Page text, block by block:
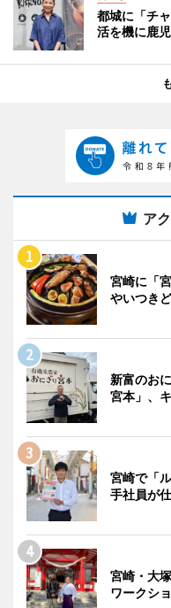
都城に「チ
活を機に鹿
ア
宮崎に「
やいつき
新富のお
宮本」、
宮崎で「
手社員が
宮崎・大
ワークシ